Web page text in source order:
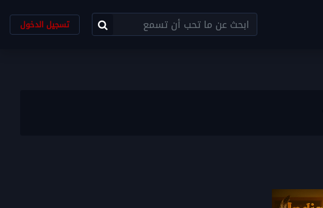
تسجيل الدخول